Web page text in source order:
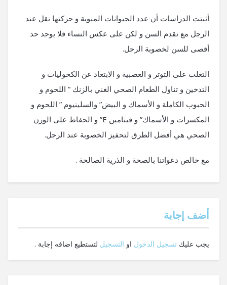
أثبتت الدراسات أن عدد الحيوانات المنوية و حركتها تقل عند
الرجل مع تقدم السن و لكن على عكس النساء فلا يوجد حد
أقصى للسن لخصوبة الرجل.
التغلب على التوتر و العصبية و الابتعاد عن الكحوليات و
التدخين و تناول الطعام الصحي الغني بالزنك ” اللحوم و
الحبوب الكاملة و الأسماك و البيض” والسلينيوم ” اللحوم و
المكسرات و الأسماك” و فيتامين E” و الحفاظ على الوزن
الصحي هي أفضل الطرق لتحفيز الخصوبة عند الرجل.
مع خالص دعواتنا بالصحة و الذرية الصالحة .
‫أضف إجابة
يجب عليك تسجيل الدخول او التسجيل لتستطيع اضافه إجابة .